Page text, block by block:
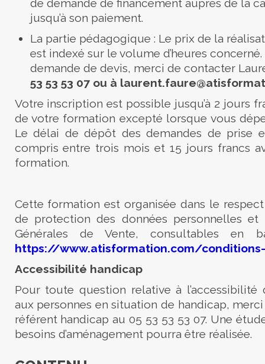
de demande de financement auprès de la
jusqu’à son paiement.
La partie pédagogique : Le prix de la
est indexé sur le volume d’heures
demande de devis, merci de contacter
53 53 53 07ou à laurent.faure
Votre inscription est possible jusqu’à 2 jours
de votre formation excepté lorsque vous
Le délai de dépôt des demandes de prise
compris entre trois mois et 15 jours francs
formation.
Cette formation est organisée dans le
de protection des données personnelles et
Générales de Vente, consultables en
https://www.atisformation.com/
Accessibilité handicap
Pour toute question relative à
aux personnes en situation de handicap,
référent handicap au 05 53 53 53 07. Une
besoins d’aménagement pourra être réalisée.